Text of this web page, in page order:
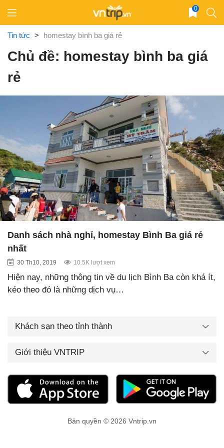
content
0
Tin tức > homestay bình ba giá rẻ
Chủ đề: homestay bình ba giá
rẻ
Danh sách nhà nghỉ, homestay Bình Ba giá rẻ
nhất
30 Th10, 2019 10.5K lượt xem
Hiện nay, những thông tin về du lịch Bình Ba còn khá ít,
kéo theo đó là những dịch vụ…
Khách sạn theo tỉnh thành
Giới thiệu VNTRIP
Bản quyền © 2026 Vntrip.vn